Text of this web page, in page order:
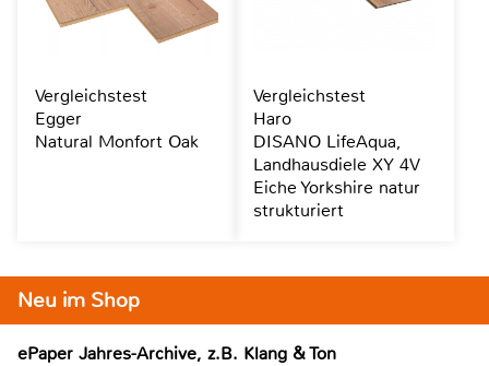
Neu im Shop
ePaper Jahres-Archive, z.B. Klang & Ton
Vergleichstest
Egger
Natural Monfort Oak
Vergleichstest
Haro
DISANO LifeAqua,
Landhausdiele XY 4V
Eiche Yorkshire natur
strukturiert